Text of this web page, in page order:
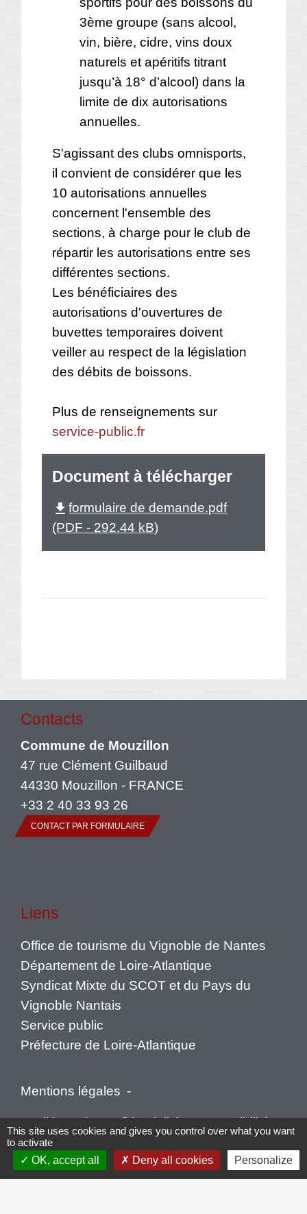
3ème groupe (sans alcool,
vin, bière, cidre, vins doux
naturels et apéritifs titrant
jusqu’à 18° d’alcool) dans la
limite de dix autorisations
annuelles.
S'agissant des clubs omnisports,
il convient de considérer que les
10 autorisations annuelles
concernent l'ensemble des
sections, à charge pour le club de
répartir les autorisations entre ses
différentes sections.
Les bénéficiaires des
autorisations d'ouvertures de
buvettes temporaires doivent
veiller au respect de la législation
des débits de boissons.
Plus de renseignements sur
service-public.fr
Document à télécharger
file_downloadformulaire de demande.pdf
(PDF - 292.44 kB)
Contacts
Commune de Mouzillon
47 rue Clément Guilbaud
44330 Mouzillon - FRANCE
+33 2 40 33 93 26
CONTACT PAR FORMULAIRE
Liens
Office de tourisme du Vignoble de Nantes
Département de Loire-Atlantique
Syndicat Mixte du SCOT et du Pays du
Vignoble Nantais
Service public
Préfecture de Loire-Atlantique
Mentions légales -
Politique de confidentialité - Accessibilité -
Plan du site - Gestion des cookies
This site uses cookies and gives you control over what you want
to activate
OK, accept all
Deny all cookies Personalize